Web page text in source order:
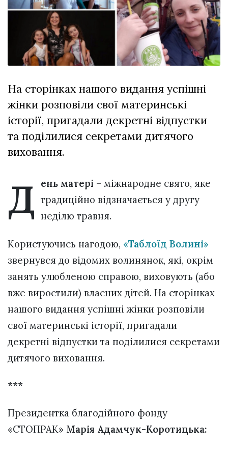
залишив у
три...
Всі розділи
Лайф
Афіша
ZONE 18+
На сторінках нашого видання успішні
жінки розповіли свої материнські
історії, пригадали декретні відпустки
та поділилися секретами дитячого
виховання.
Д ень матері – міжнародне свято, яке
традиційно відзначається у другу
неділю травня.
Користуючись нагодою, «Таблоїд Волині»
звернувся до відомих волинянок, які, окрім
занять улюбленою справою, виховують (або
вже виростили) власних дітей. На сторінках
нашого видання успішні жінки розповіли
свої материнські історії, пригадали
декретні відпустки та поділилися секретами
дитячого виховання.
***
Президентка благодійного фонду
«СТОПРАК» Марія Адамчук-Коротицька: